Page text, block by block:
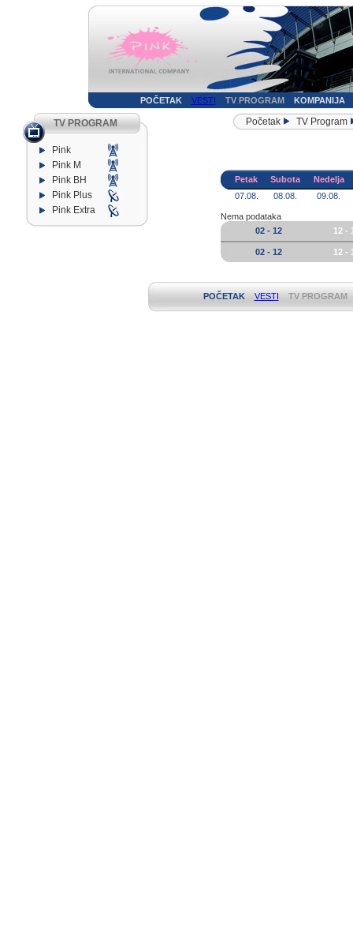
POČETAK VESTI TV PROGRAM KOMPANIJA
TV PROGRAM
Pink
Pink M
Pink BH
Pink Plus
Pink Extra
Početak TV Program
Petak Subota
Nedelja
07.08.
08.08. 09.08.
Nema podataka
02 - 12
12 -
02 - 12 12 -
POČETAK VESTI TV PROGRAM